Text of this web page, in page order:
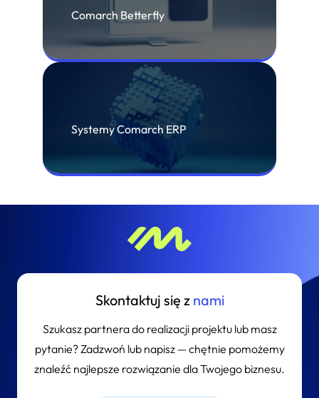
Comarch Betterfly
Systemy Comarch ERP
Skontaktuj się z nami
Szukasz partnera do realizacji projektu lub masz
pytanie? Zadzwoń lub napisz — chętnie pomożemy
znaleźć najlepsze rozwiązanie dla Twojego biznesu.